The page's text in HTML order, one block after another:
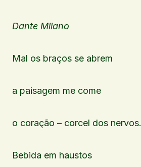
Dante Milano
Mal os braços se abrem
a paisagem me come
o coração – corcel dos nervos.
Bebida em haustos